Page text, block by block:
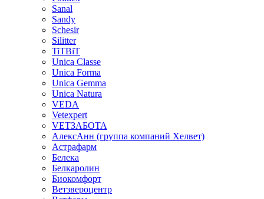
Sanal
Sandy
Schesir
Silitter
TiTBiT
Unica Classe
Unica Forma
Unica Gemma
Unica Natura
VEDA
Vetexpert
VETЗАБОТА
АлексАнн (группа компаний Хелвет)
Астрафарм
Белека
Белкаролин
Биокомфорт
Ветзвероцентр